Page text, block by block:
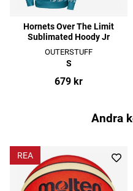
Hornets Over The Limit
Sublimated Hoody Jr
OUTERSTUFF
S
679 kr
Andra
REA